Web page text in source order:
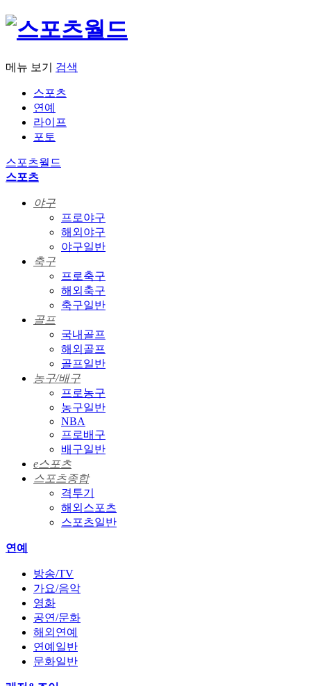
메뉴 보기 검색
스포츠
연예
라이프
포토
스포츠월드
스포츠
야구
프로야구
해외야구
야구일반
축구
프로축구
해외축구
축구일반
골프
국내골프
해외골프
골프일반
농구/배구
프로농구
농구일반
NBA
프로배구
배구일반
e스포츠
스포츠종합
격투기
해외스포츠
스포츠일반
연예
방송/TV
가요/음악
영화
공연/문화
해외연예
연예일반
문화일반